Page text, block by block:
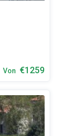
Von €1259